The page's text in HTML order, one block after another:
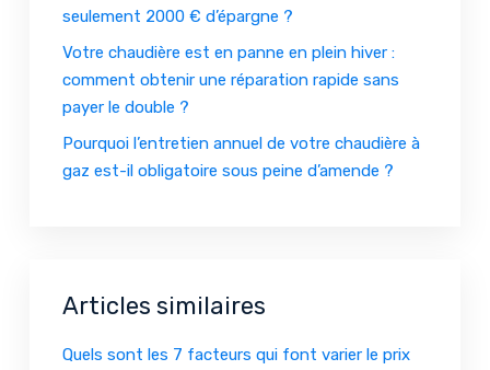
seulement 2000 € d’épargne ?
Votre chaudière est en panne en plein hiver :
comment obtenir une réparation rapide sans
payer le double ?
Pourquoi l’entretien annuel de votre chaudière à
gaz est-il obligatoire sous peine d’amende ?
Articles similaires
Quels sont les 7 facteurs qui font varier le prix